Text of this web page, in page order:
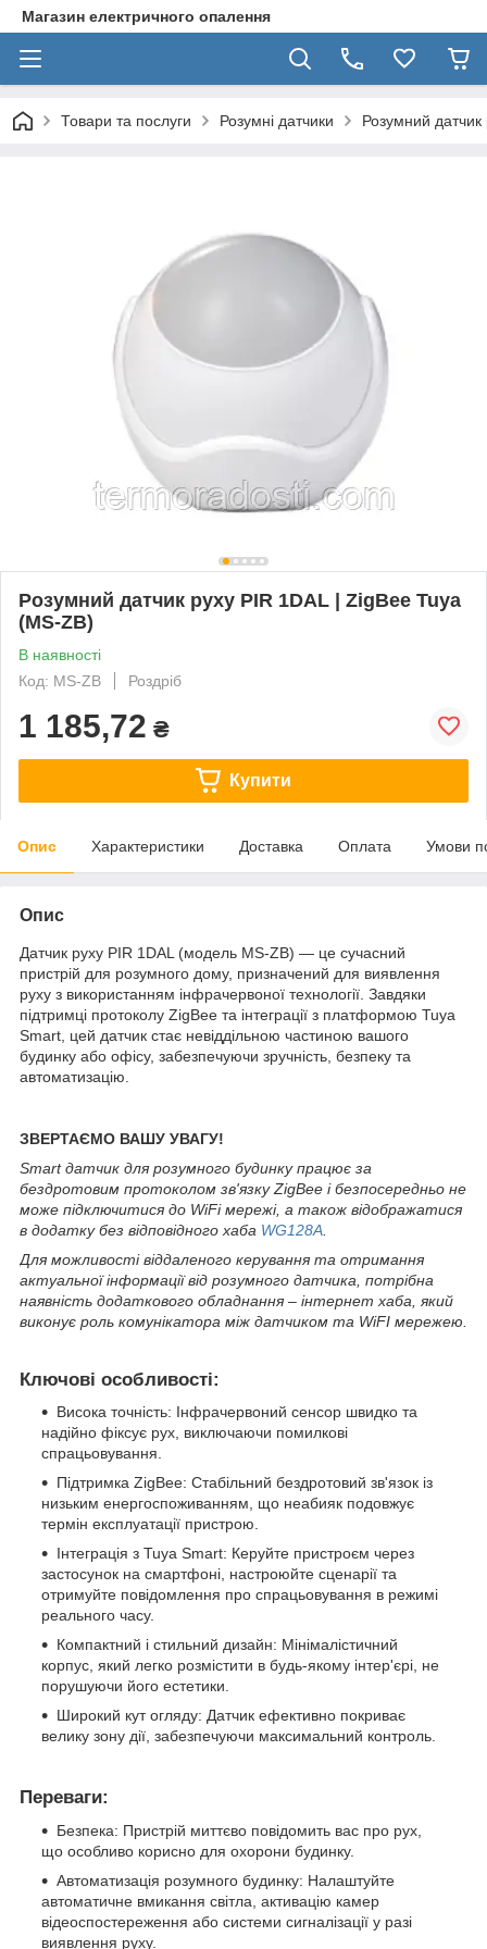
Магазин електричного опалення
Товари та послуги Розумні датчики Розумний
Розумний датчик руху PIR 1DAL | ZigBee Tuya
(MS-ZB)
В наявності
Код: MS-ZB
Роздріб
1 185,72 ₴
Купити
Опис Характеристики Доставка Оплата Умови
Опис
Датчик руху PIR 1DAL (модель MS-ZB) — це сучасний
пристрій для розумного дому, призначений для виявлення
руху з використанням інфрачервоної технології. Завдяки
підтримці протоколу ZigBee та інтеграції з платформою Tuya
Smart, цей датчик стає невіддільною частиною вашого
будинку або офісу, забезпечуючи зручність, безпеку та
автоматизацію.
ЗВЕРТАЄМО ВАШУ УВАГУ!
Smart датчик для розумного будинку працює за
бездротовим протоколом зв'язку ZigBee і безпосередньо не
може підключитися до WiFi мережі, а також відображатися
в додатку без відповідного хаба WG128A
Для можливості віддаленого керування та отримання
актуальної інформації від розумного датчика, потрібна
наявність додаткового обладнання – інтернет хаба, який
виконує роль комунікатора між датчиком та WiFI мережею.
Ключові особливості:
Висока точність: Інфрачервоний сенсор швидко та
надійно фіксує рух, виключаючи помилкові
спрацьовування.
Підтримка ZigBee: Стабільний бездротовий зв'язок із
низьким енергоспоживанням, що неабияк подовжує
термін експлуатації пристрою.
Інтеграція з Tuya Smart: Керуйте пристроєм через
застосунок на смартфоні, настроюйте сценарії та
отримуйте повідомлення про спрацьовування в режимі
реального часу.
Компактний і стильний дизайн: Мінімалістичний
корпус, який легко розмістити в будь-якому інтер'єрі, не
порушуючи його естетики.
Широкий кут огляду: Датчик ефективно покриває
велику зону дії, забезпечуючи максимальний контроль.
Переваги:
Безпека: Пристрій миттєво повідомить вас про рух,
що особливо корисно для охорони будинку.
Автоматизація розумного будинку: Налаштуйте
автоматичне вмикання світла, активацію камер
відеоспостереження або системи сигналізації у разі
виявлення руху.